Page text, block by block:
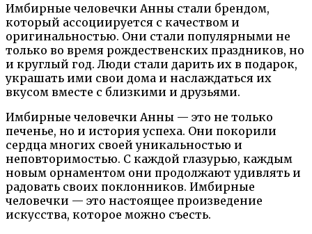
Имбирные человечки Анны стали брендом,
который ассоциируется с качеством и
оригинальностью. Они стали популярными не
только во время рождественских праздников, но
и круглый год. Люди стали дарить их в подарок,
украшать ими свои дома и наслаждаться их
вкусом вместе с близкими и друзьями.
Имбирные человечки Анны — это не только
печенье, но и история успеха. Они покорили
сердца многих своей уникальностью и
неповторимостью. С каждой глазурью, каждым
новым орнаментом они продолжают удивлять и
радовать своих поклонников. Имбирные
человечки — это настоящее произведение
искусства, которое можно съесть.